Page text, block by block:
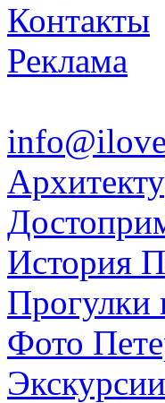
Контакты
Реклама
История
Прогулки
Фото